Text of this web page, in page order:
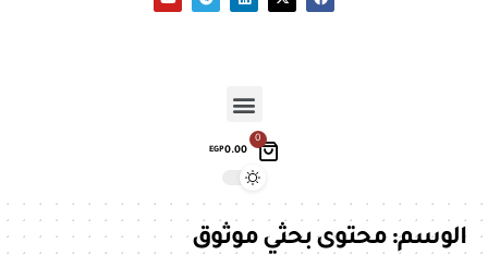
0
EGP0.00
الوسم:محتوى بحثي موثوق